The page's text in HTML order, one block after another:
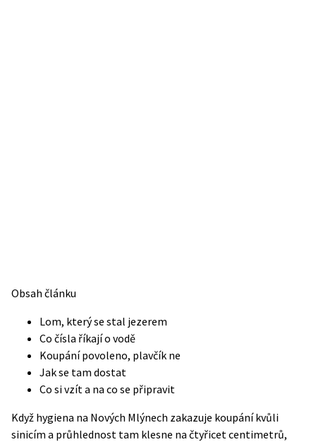
Obsah článku
Lom, který se stal jezerem
Co čísla říkají o vodě
Koupání povoleno, plavčík ne
Jak se tam dostat
Co si vzít a na co se připravit
Když hygiena na Nových Mlýnech zakazuje koupání kvůli
sinicím a průhlednost tam klesne na čtyřicet centimetrů,